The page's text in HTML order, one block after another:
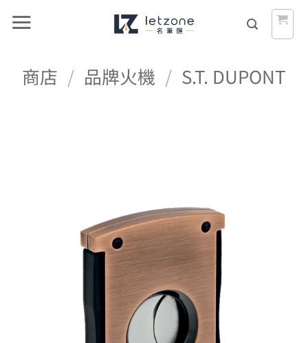
商店 / 品牌火機 / S.T. DUPONT